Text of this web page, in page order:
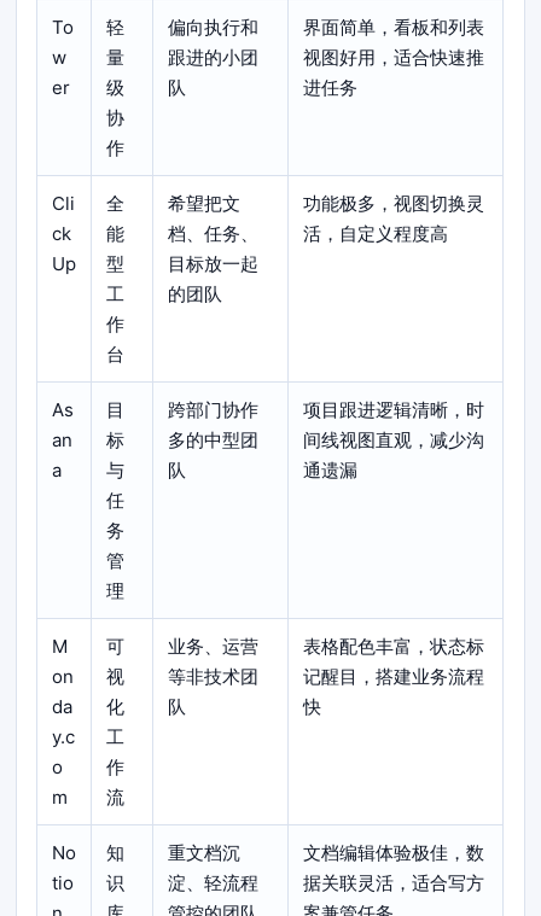
To
w
er
轻
量
级
协
作
偏向执行和
跟进的小团
队
界面简单，看板和列表
视图好用，适合快速推
进任务
Cli
ck
Up
全
能
型
工
作
台
希望把文
档、任务、
目标放一起
的团队
功能极多，视图切换灵
活，自定义程度高
As
an
a
目
标
与
任
务
管
理
跨部门协作
多的中型团
队
项目跟进逻辑清晰，时
间线视图直观，减少沟
通遗漏
M
on
da
y.c
o
m
可
视
化
工
作
流
业务、运营
等非技术团
队
表格配色丰富，状态标
记醒目，搭建业务流程
快
No
tio
知
识
重文档沉
淀、轻流程
文档编辑体验极佳，数
据关联灵活，适合写方